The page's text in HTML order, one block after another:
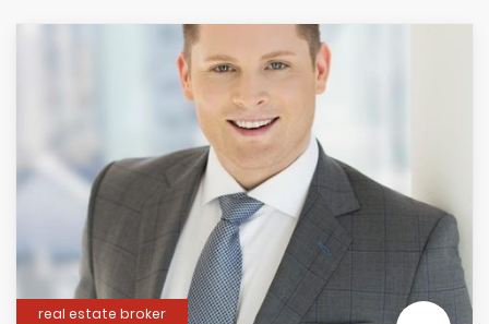
real estate broker